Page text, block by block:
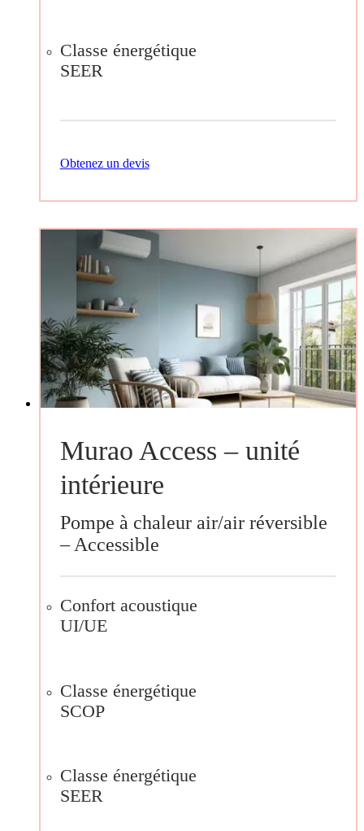
Classe énergétique
SEER
Obtenez un devis
Murao Access – unité
intérieure
Pompe à chaleur air/air réversible
– Accessible
Confort acoustique
UI/UE
Classe énergétique
SCOP
Classe énergétique
SEER